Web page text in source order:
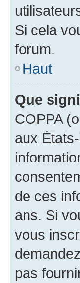
Si cela
forum.
Haut
Que
COPPA
aux
de ces
ans. Si
vous
pas